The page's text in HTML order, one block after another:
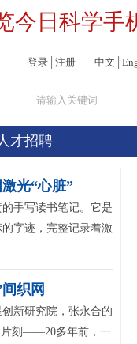
今日科学手
登录 注册 中文
才招聘
光“心脏”
手写读书笔记。它是
字迹，完整记录着激
织网
新研究院，张永合的
片刻——20多年前，一